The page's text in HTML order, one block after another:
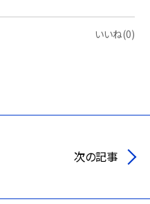
いいね(0)
次の記事